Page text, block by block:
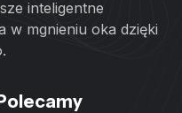
inteligentne
w mgnieniu oka dzięki